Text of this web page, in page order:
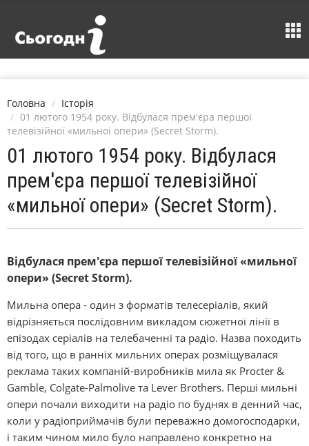
Головна
Історія
01 лютого 1954 року. Відбулася прем'єра першої
телевізійної «мильної опери» (Secret Storm).
01 лютого 1954 року. Відбулася
прем'єра першої телевізійної
«мильної опери» (Secret Storm).
Відбулася прем'єра першої телевізійної «мильної
опери» (Secret Storm).
Мильна опера - один з форматів телесеріалів, який
відрізняється послідовним викладом сюжетної лінії в
епізодах серіалів на телебаченні та радіо. Назва походить
від того, що в ранніх мильних операх розміщувалася
реклама таких компаній-виробників мила як Procter &
Gamble, Colgate-Palmolive та Lever Brothers. Перші мильні
опери почали виходити на радіо по буднях в денний час,
коли у радіоприймачів були переважно домогосподарки,
і таким чином мило було направлено конкретно на